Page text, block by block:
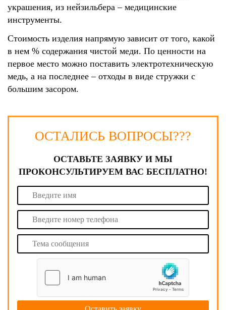
украшения, из нейзильбера – медицинские
инструменты.
Стоимость изделия напрямую зависит от того, какой
в нем % содержания чистой меди. По ценности на
первое место можно поставить электротехническую
медь, а на последнее – отходы в виде стружки с
большим засором.
ОСТАЛИСЬ ВОПРОСЫ???
ОСТАВЬТЕ ЗАЯВКУ И МЫ
ПРОКОНСУЛЬТИРУЕМ ВАС БЕСПЛАТНО!